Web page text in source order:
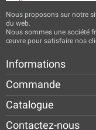
Nous proposons sur notre
du web.
Nous sommes une société
œuvre pour satisfaire nos
Informations
Commande
Catalogue
Contactez-nous